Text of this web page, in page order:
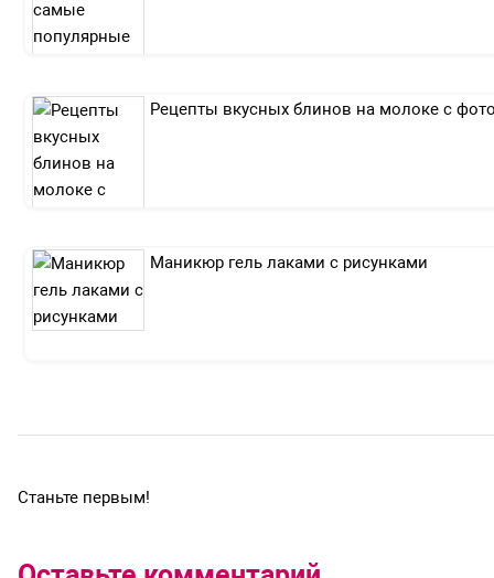
Рецепты вкусных блинов на молоке с
Маникюр гель лаками с рисунками
Станьте первым!